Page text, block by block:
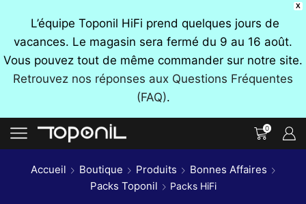
X
L’équipe Toponil HiFi prend quelques jours de
vacances. Le magasin sera fermé du 9 au 16 août.
Vous pouvez tout de même commander sur notre site.
Retrouvez nos réponses aux Questions Fréquentes
(FAQ).
0
Accueil Boutique Produits
Bonnes Affaires
Packs Toponil
Packs HiFi